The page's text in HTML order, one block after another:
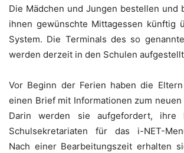
Die Mädchen und Jungen bestellen und
ihnen gewünschte Mittagessen künftig
System. Die Terminals des so
werden derzeit in den Schulen
Vor Beginn der Ferien haben die
einen Brief mit Informationen zum
Darin werden sie aufgefordert, ihre
Schulsekretariaten für das i-NET-
Nach einer Bearbeitungszeit erhalten